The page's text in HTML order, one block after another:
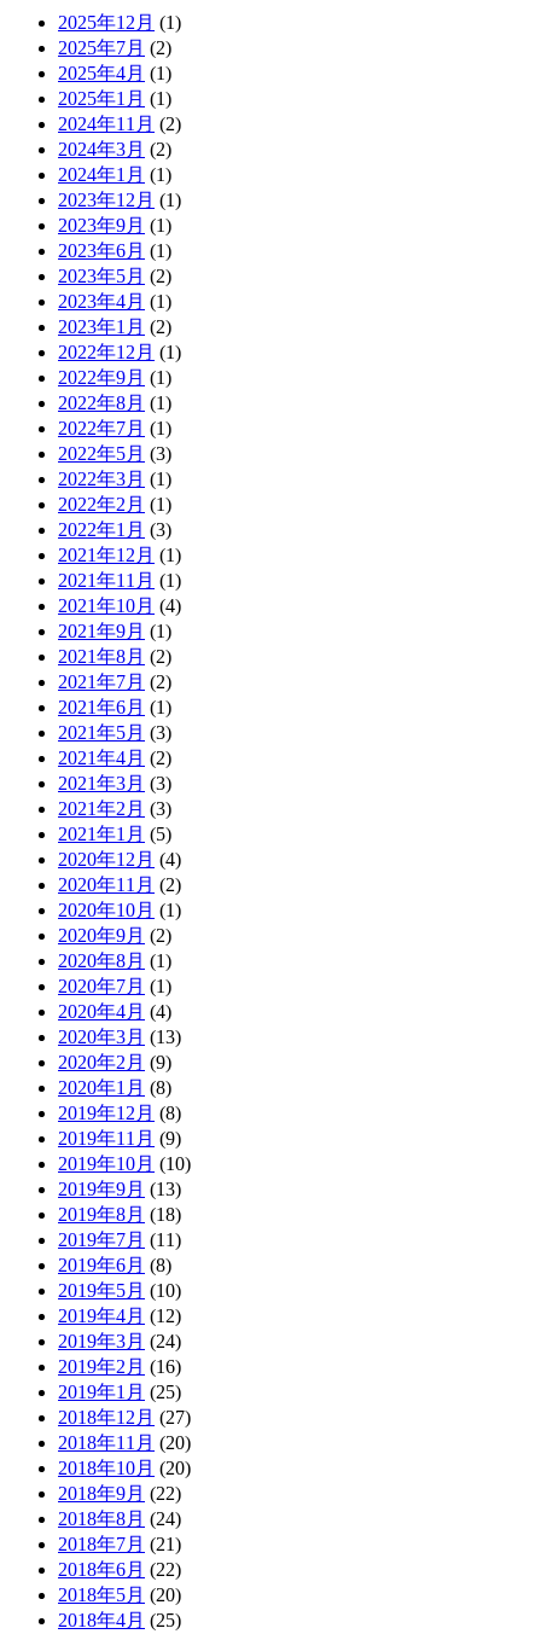
2025年12月 (1)
2025年7月 (2)
2025年4月 (1)
2025年1月 (1)
2024年11月 (2)
2024年3月 (2)
2024年1月 (1)
2023年12月 (1)
2023年9月 (1)
2023年6月 (1)
2023年5月 (2)
2023年4月 (1)
2023年1月 (2)
2022年12月 (1)
2022年9月 (1)
2022年8月 (1)
2022年7月 (1)
2022年5月 (3)
2022年3月 (1)
2022年2月 (1)
2022年1月 (3)
2021年12月 (1)
2021年11月 (1)
2021年10月 (4)
2021年9月 (1)
2021年8月 (2)
2021年7月 (2)
2021年6月 (1)
2021年5月 (3)
2021年4月 (2)
2021年3月 (3)
2021年2月 (3)
2021年1月 (5)
2020年12月 (4)
2020年11月 (2)
2020年10月 (1)
2020年9月 (2)
2020年8月 (1)
2020年7月 (1)
2020年4月 (4)
2020年3月 (13)
2020年2月 (9)
2020年1月 (8)
2019年12月 (8)
2019年11月 (9)
2019年10月 (10)
2019年9月 (13)
2019年8月 (18)
2019年7月 (11)
2019年6月 (8)
2019年5月 (10)
2019年4月 (12)
2019年3月 (24)
2019年2月 (16)
2019年1月 (25)
2018年12月 (27)
2018年11月 (20)
2018年10月 (20)
2018年9月 (22)
2018年8月 (24)
2018年7月 (21)
2018年6月 (22)
2018年5月 (20)
2018年4月 (25)